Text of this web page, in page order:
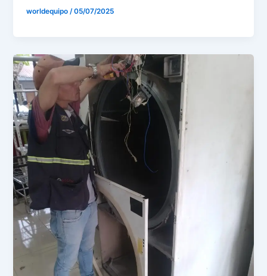
worldequipo/05/07/2025